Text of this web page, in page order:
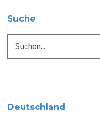
Suche
Deutschland